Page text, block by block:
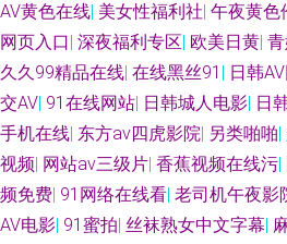
美性生活儿网站 人人肏逼 午夜影院黄色 91
AV片免费看 美女网站黄 丁香五月综合在线
AV黄色在线| 美女性福利社| 午夜黄色
网页入口| 深夜福利专区| 欧美日黄|
久久99精品在线| 在线黑丝91 | 日韩
交AV| 91在线网站| 日韩城人电影| 日
手机在线| 东方av四虎影院| 另类啪啪|
视频| 网站av三级片| 香蕉视频在线污|
频免费| 91网络在线看| 老司机午夜影
AV电影| 91蜜拍| 丝袜熟女中文字幕|